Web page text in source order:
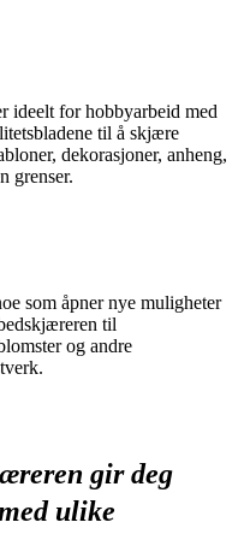
ideelt for hobbyarbeid med
til å skjære
dekorasjoner, anheng,
grenser.
som åpner nye muligheter
til
og andre
gir deg
ulike